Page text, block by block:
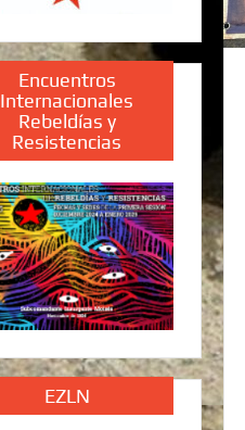
Encuentros
Internacionales
Rebeldías y
Resistencias
EZLN